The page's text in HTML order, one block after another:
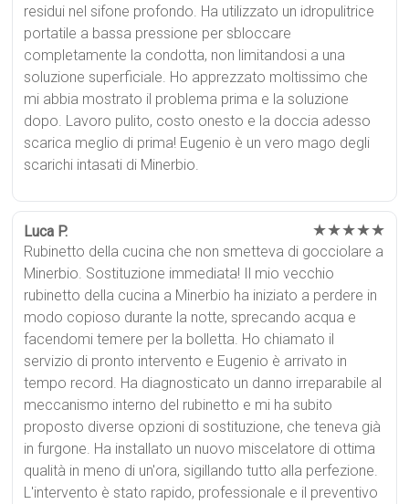
residui nel sifone profondo. Ha utilizzato un idropulitrice
portatile a bassa pressione per sbloccare
completamente la condotta, non limitandosi a una
soluzione superficiale. Ho apprezzato moltissimo che
mi abbia mostrato il problema prima e la soluzione
dopo. Lavoro pulito, costo onesto e la doccia adesso
scarica meglio di prima! Eugenio è un vero mago degli
scarichi intasati di Minerbio.
Luca P. ★★★★★
Rubinetto della cucina che non smetteva di gocciolare a
Minerbio. Sostituzione immediata! Il mio vecchio
rubinetto della cucina a Minerbio ha iniziato a perdere in
modo copioso durante la notte, sprecando acqua e
facendomi temere per la bolletta. Ho chiamato il
servizio di pronto intervento e Eugenio è arrivato in
tempo record. Ha diagnosticato un danno irreparabile al
meccanismo interno del rubinetto e mi ha subito
proposto diverse opzioni di sostituzione, che teneva già
in furgone. Ha installato un nuovo miscelatore di ottima
qualità in meno di un'ora, sigillando tutto alla perfezione.
L'intervento è stato rapido, professionale e il preventivo